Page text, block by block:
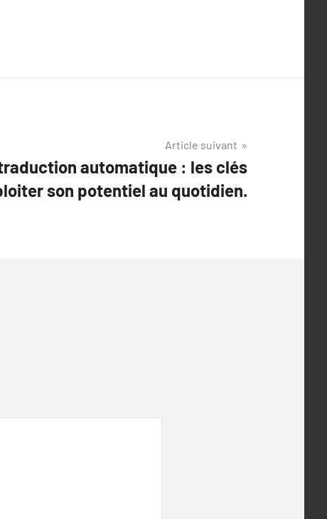
Article suivant
automatique : les clés
son potentiel au quotidien.